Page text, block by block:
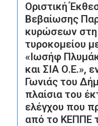
Οριστική
Βεβαίωσης
κυρώσεων στη
τυροκομείου
«Ιωσήφ
και ΣΙΑ Ο.Ε.»,
Γωνιάς του
πλαίσια του
ελέγχου που
από το ΚΕΠΠΕ